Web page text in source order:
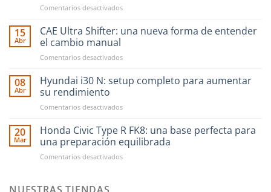
Comentarios desactivadosen
financiar
en
Motorsport
fácil
nunca
15
Abr
CAE Ultra Shifter: una nueva forma de entender
el cambio manual
Comentarios desactivadosen
Ultra
Shifter:
nueva
de
entender
cambio
08
Abr
Hyundai i30 N: setup completo para aumentar
su rendimiento
Comentarios desactivadosen
i30
setup
completo
20
Mar
Honda Civic Type R FK8: una base perfecta para
una preparación equilibrada
Comentarios desactivadosen